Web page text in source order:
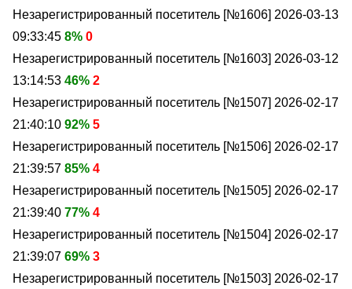
Незарегистрированный посетитель [№1606] 2026-03-13
09:33:45 8% 0
Незарегистрированный посетитель [№1603] 2026-03-12
13:14:53 46% 2
Незарегистрированный посетитель [№1507] 2026-02-17
21:40:10 92% 5
Незарегистрированный посетитель [№1506] 2026-02-17
21:39:57 85% 4
Незарегистрированный посетитель [№1505] 2026-02-17
21:39:40 77% 4
Незарегистрированный посетитель [№1504] 2026-02-17
21:39:07 69% 3
Незарегистрированный посетитель [№1503] 2026-02-17